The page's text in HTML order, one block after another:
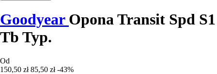
Goodyear Opona Transit Spd S1
Tb Typ.
Od
150,50 zł 85,50 zł -43%